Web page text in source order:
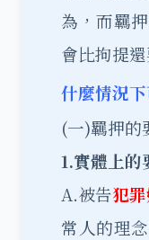
為，而羈
會比拘提
什麼情況
(一)羈押的
1.實體上的
A.被告犯
常人的理